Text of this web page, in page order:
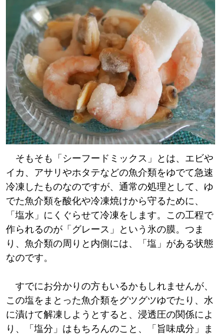
そもそも「シーフードミックス」とは、エビや
イカ、アサリやホタテなどの魚介類をゆでて急速
冷凍したものなのですが、通常の処理として、ゆ
でた魚介類を酸化や冷凍焼けから守るために、
「塩水」にくぐらせて冷凍をします。この工程で
作られるのが「グレース」という氷の膜。つま
り、魚介類の周りと内側には、「塩」がある状態
なのです。
すでにお分かりの方もいるかもしれませんが、
この塩をまとった魚介類をグツグツゆでたり、水
に漬けて解凍しようとすると、浸透圧の関係によ
り、「塩分」はもちろんのこと、「旨味成分」ま